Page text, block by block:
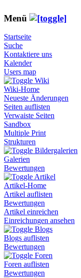
Menü
Startseite
Suche
Kontaktiere uns
Kalender
Users map
Wiki
Wiki-Home
Neueste Änderungen
Seiten auflisten
Verwaiste Seiten
Sandbox
Multiple Print
Strukturen
Bildergalerien
Galerien
Bewertungen
Artikel
Artikel-Home
Artikel auflisten
Bewertungen
Artikel einreichen
Einreichungen ansehen
Blogs
Blogs auflisten
Bewertungen
Foren
Foren auflisten
Bewertungen